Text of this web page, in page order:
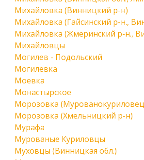
Михайловка (Винницкий р-н)
Михайловка (Гайсинский р-н.,
Михайловка (Жмеринский р-н.,
Михайловцы
Могилев - Подольский
Могилевка
Моевка
Монастырское
Морозовка
Морозовка (Хмельницкий р-н)
Мурафа
Мурованые Куриловцы
Муховцы (Винницкая обл.)